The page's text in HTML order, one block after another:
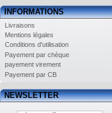
INFORMATIONS
Livraisons
Mentions légales
Conditions d'utilisation
Payement par chèque
payement virement
Payement par CB
NEWSLETTER